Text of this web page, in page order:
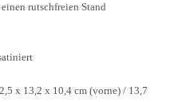
rutschfreien Stand
x 13,2 x 10,4 cm (vorne) / 13,7